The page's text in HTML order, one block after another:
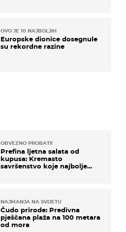
OBVEZNO PROBATI!
Prefina ljetna salata od
kupusa: Kremasto
savršenstvo koje najbolje
NAJMANJA NA SVIJETU
Čudo prirode: Predivna
pješčana plaža na 100 metara
od mora
OVO JE 10 NAJBOLJIH
Europske dionice dosegnule
su rekordne razine